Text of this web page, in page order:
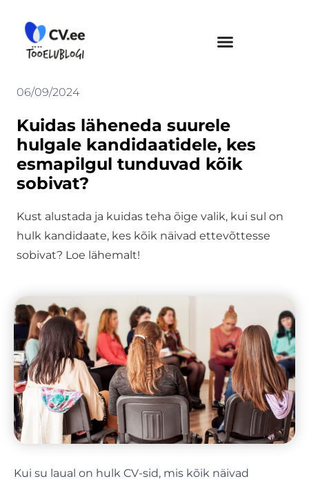
content
06/09/2024
Kuidas läheneda suurele
hulgale kandidaatidele, kes
esmapilgul tunduvad kõik
sobivat?
Kust alustada ja kuidas teha õige valik, kui sul on
hulk kandidaate, kes kõik näivad ettevõttesse
sobivat? Loe lähemalt!
Kui su laual on hulk CV-sid, mis kõik näivad